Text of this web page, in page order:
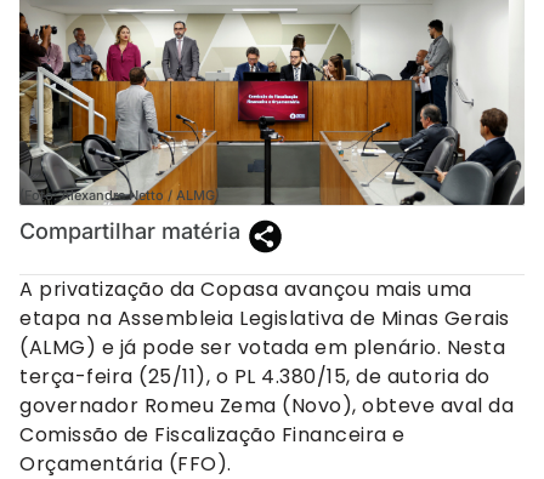
(Foto: Alexandre Netto / ALMG)
Compartilhar matéria
A privatização da Copasa avançou mais uma
etapa na Assembleia Legislativa de Minas Gerais
(ALMG) e já pode ser votada em plenário. Nesta
terça-feira (25/11), o PL 4.380/15, de autoria do
governador Romeu Zema (Novo), obteve aval da
Comissão de Fiscalização Financeira e
Orçamentária (FFO).